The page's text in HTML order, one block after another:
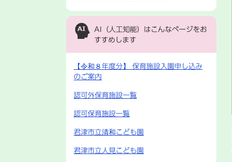
AI（人工知能）は こんなページをお
すすめします
【令和８年度分】 保育施設入園申し込み
のご案内
認可外保育施設一覧
認可保育施設一覧
君津市立清和こども園
君津市立人見こども園